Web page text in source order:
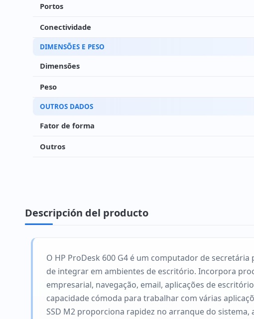
Portos
Conectividade
DIMENSÕES E PESO
Dimensões
Peso
OUTROS DADOS
Fator de forma
Outros
Descripción del producto
O HP ProDesk 600 G4 é um computador de
de integrar em ambientes de escritório. Incorpora
empresarial, navegação, email, aplicações de
capacidade cómoda para trabalhar com várias
SSD M2 proporciona rapidez no arranque do